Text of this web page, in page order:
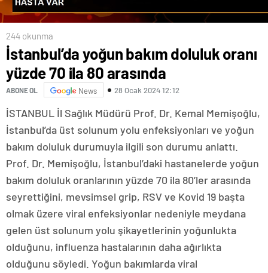
244 okunma
İstanbul’da yoğun bakım doluluk oranı
yüzde 70 ila 80 arasında
ABONE OL News 28 Ocak 2024 12:12
İSTANBUL İl Sağlık Müdürü Prof. Dr. Kemal Memişoğlu,
İstanbul’da üst solunum yolu enfeksiyonları ve yoğun
bakım doluluk durumuyla ilgili son durumu anlattı.
Prof. Dr. Memişoğlu, İstanbul’daki hastanelerde yoğun
bakım doluluk oranlarının yüzde 70 ila 80’ler arasında
seyrettiğini, mevsimsel grip, RSV ve Kovid 19 başta
olmak üzere viral enfeksiyonlar nedeniyle meydana
gelen üst solunum yolu şikayetlerinin yoğunlukta
olduğunu, influenza hastalarının daha ağırlıkta
olduğunu söyledi. Yoğun bakımlarda viral